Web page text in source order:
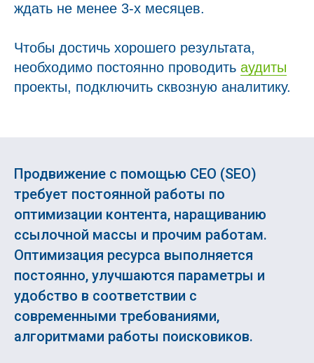
ждать не менее 3-х месяцев.
Чтобы достичь хорошего результата,
необходимо постоянно проводить аудиты
проекты, подключить сквозную аналитику.
Продвижение с помощью СЕО (SEO)
требует постоянной работы по
оптимизации контента, наращиванию
ссылочной массы и прочим работам.
Оптимизация ресурса выполняется
постоянно, улучшаются параметры и
удобство в соответствии с
современными требованиями,
алгоритмами работы поисковиков.